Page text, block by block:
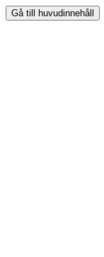
Gå till huvudinnehåll